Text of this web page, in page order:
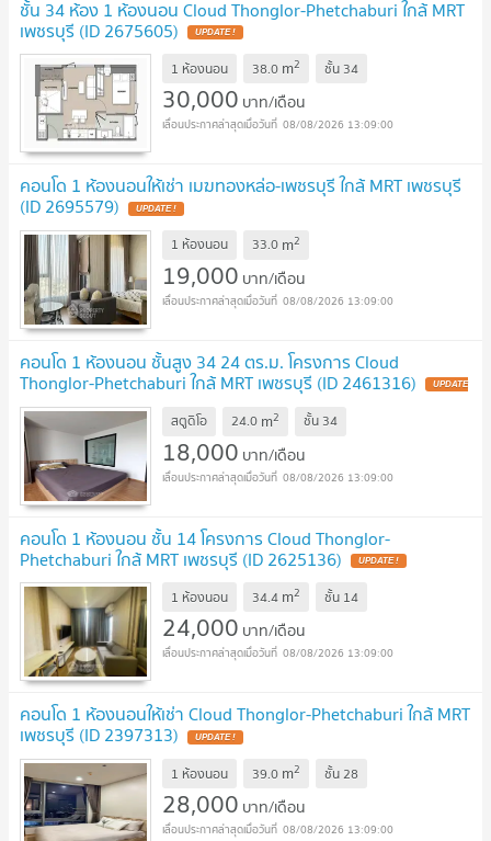
ชั้น 34 ห้อง 1 ห้องนอน Cloud Thonglor-Phetchaburi ใกล้ MRT
เพชรบุรี (ID 2675605)
1 ห้องนอน 38.0 m2 ชั้น 34
30,000 บาท/เดือน
08/08/2026 13:09:00
คอนโด 1 ห้องนอนให้เช่า เมฆทองหล่อ-เพชรบุรี ใกล้ MRT เพชรบุรี
(ID 2695579)
1 ห้องนอน 33.0 m2
19,000 บาท/เดือน
08/08/2026 13:09:00
คอนโด 1 ห้องนอน ชั้นสูง 34 24 ตร.ม. โครงการ Cloud
Thonglor-Phetchaburi ใกล้ MRT เพชรบุรี (ID 2461316)
สตูดิโอ 24.0 m2 ชั้น 34
18,000 บาท/เดือน
08/08/2026 13:09:00
คอนโด 1 ห้องนอน ชั้น 14 โครงการ Cloud Thonglor-
Phetchaburi ใกล้ MRT เพชรบุรี (ID 2625136)
1 ห้องนอน 34.4 m2 ชั้น 14
24,000 บาท/เดือน
08/08/2026 13:09:00
คอนโด 1 ห้องนอนให้เช่า Cloud Thonglor-Phetchaburi ใกล้ MRT
เพชรบุรี (ID 2397313)
1 ห้องนอน 39.0 m2 ชั้น28
28,000 บาท/เดือน
08/08/2026 13:09:00